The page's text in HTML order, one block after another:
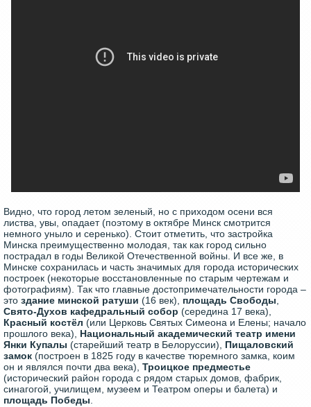
Видно, что город летом зеленый, но с приходом осени вся
листва, увы, опадает (поэтому в октябре Минск смотрится
немного уныло и серенько). Стоит отметить, что застройка
Минска преимущественно молодая, так как город сильно
пострадал в годы Великой Отечественной войны. И все же, в
Минске сохранилась и часть значимых для города исторических
построек (некоторые восстановленные по старым чертежам и
фотографиям). Так что главные достопримечательности города –
это здание минской ратуши (16 век), площадь Свободы,
Свято-Духов кафедральный собор (середина 17 века),
Красный костёл (или Церковь Святых Симеона и Елены; начало
прошлого века), Национальный академический театр имени
Янки Купалы (старейший театр в Белоруссии), Пищаловский
замок (построен в 1825 году в качестве тюремного замка, коим
он и являлся почти два века), Троицкое предместье
(исторический район города с рядом старых домов, фабрик,
синагогой, училищем, музеем и Театром оперы и балета) и
площадь Победы.